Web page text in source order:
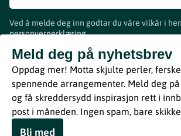
Ved å melde deg inn godtar du våre vilkår i
personvernerklæring.
Meld deg på nyhetsbrev
Oppdag mer! Motta skjulte perler,
spennende arrangementer. Meld deg
og få skreddersydd inspirasjon rett i
post i måneden. Ingen spam, bare
Bli med
www.visitvestfold.com
Turistinformasjon
Vestfold Fylkeskommune
ByBreakfast